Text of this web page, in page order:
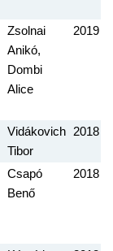
Zsolnai
Anikó,
Dombi
Alice
2019
Vidákovich
Tibor
2018
Csapó
Benő
2018